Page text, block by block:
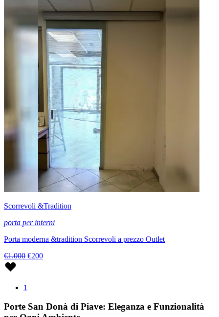
Scorrevoli &Tradition
porta per interni
Porta moderna &tradition Scorrevoli a prezzo Outlet
€1.000 €200
1
Porte San Donà di Piave: Eleganza e Funzionalità